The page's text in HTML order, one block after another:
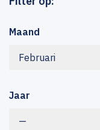
Maand
Februari
Jaar
—